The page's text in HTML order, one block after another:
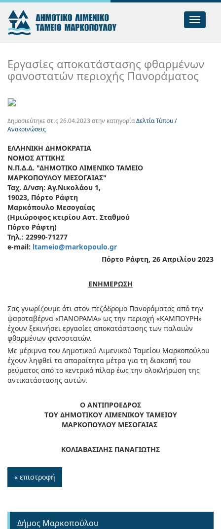
Toggle
nav
Εργασίες αποκατάστασης φθαρμένων
φανοστατών περιοχής Πανοράματος
Δημοσιεύτηκε στις26.04.2023 στην κατηγορίαΔελτία Τύπου /
Ανακοινώσεις
ΕΛΛΗΝΙΚΗ ΔΗΜΟΚΡΑΤΙΑ
ΝΟΜΟΣ ΑΤΤΙΚΗΣ
Ν.Π.Δ.Δ. "ΔΗΜΟΤΙΚΟ ΛΙΜΕΝΙΚΟ ΤΑΜΕΙΟ
MΑΡΚΟΠΟΥΛΟΥ ΜΕΣΟΓΑΙΑΣ"
Ταχ. Δ/νση: Αγ.Νικολάου 1,
19023, Πόρτο Ράφτη
Μαρκόπουλο Μεσογαίας
(Ημιώροφος κτιρίου Αστ. Σταθμού
Πόρτο Ράφτη)
Τηλ.: 22990-71277
e-mail: ltameio@markopoulo.gr
Πόρτο Ράφτη, 26 Απριλίου 2023
ΕΝΗΜΕΡΩΣΗ
Σας γνωρίζουμε ότι στον πεζόδρομο Πανοράματος από την
ψαροταβέρνα «ΠΑΝΟΡΑΜΑ» ως την περιοχή «ΚΑΜΠΟΥΡΗ»
έχουν ξεκινήσει εργασίες αποκατάστασης των παλαιών
φθαρμένων φανοστατών.
Με μέριμνα του Δημοτικού Λιμενικού Ταμείου Μαρκοπούλου
έχουν ληφθεί τα απαραίτητα μέτρα για τη διακοπή του
ρεύματος από το κεντρικό πίλαρ έως την ολοκλήρωση της
αντικατάστασης αυτών.
Ο ΑΝΤΙΠΡΟΕΔΡΟΣ
ΤΟΥ ΔΗΜΟΤΙΚΟΥ ΛΙΜΕΝΙΚΟΥ ΤΑΜΕΙΟΥ
ΜΑΡΚΟΠΟΥΛΟΥ ΜΕΣΟΓΑΙΑΣ
ΚΟΛΙΑΒΑΣΙΛΗΣ ΠΑΝΑΓΙΩΤΗΣ
« επιστροφή
Δήμος Μαρκοπούλου